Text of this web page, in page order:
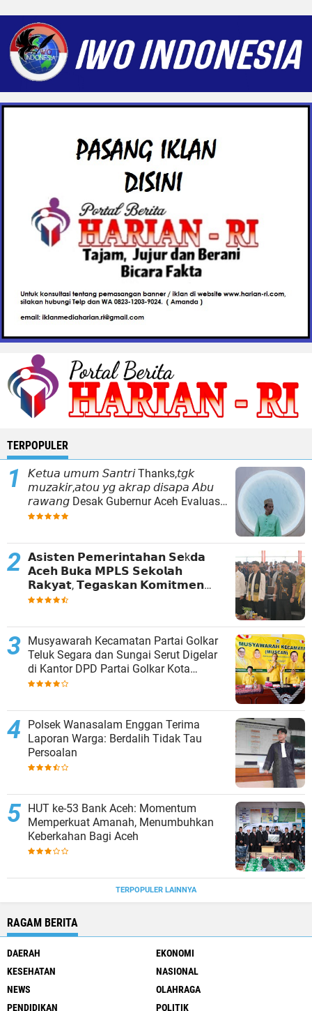
TERPOPULER
𝘒𝘦𝘵𝘶𝘢 𝘶𝘮𝘶𝘮 𝘚𝘢𝘯𝘵𝘳𝘪 Thanks,𝘵𝘨𝘬
𝘮𝘶𝘻𝘢𝘬𝘪𝘳,𝘢𝘵𝘰𝘶 𝘺𝘨 𝘢𝘬𝘳𝘢𝘱 𝘥𝘪𝘴𝘢𝘱𝘢 𝘈𝘣𝘶
𝘳𝘢𝘸𝘢𝘯𝘨 Desak Gubernur Aceh Evaluasi
Total Kepemimpinan Baitul Mal Aceh
𝗔𝘀𝗶𝘀𝘁𝗲𝗻 𝗣𝗲𝗺𝗲𝗿𝗶𝗻𝘁𝗮𝗵𝗮𝗻 𝗦𝗲k𝗱𝗮
𝗔𝗰𝗲𝗵 𝗕𝘂𝗸𝗮 𝗠𝗣𝗟𝗦 𝗦𝗲𝗸𝗼𝗹𝗮𝗵
𝗥𝗮𝗸𝘆𝗮𝘁, 𝗧𝗲𝗴𝗮𝘀𝗸𝗮𝗻 𝗞𝗼𝗺𝗶𝘁𝗺𝗲𝗻
𝗣𝗲𝗺𝗲𝗿𝗶𝗻𝘁𝗮𝗵 𝗧𝗶𝗻𝗴𝗸𝗮𝘁𝗸𝗮𝗻 𝗔𝗸𝘀𝗲𝘀
Musyawarah Kecamatan Partai Golkar
Teluk Segara dan Sungai Serut Digelar
di Kantor DPD Partai Golkar Kota
Bengkulu
Polsek Wanasalam ‎Enggan Terima
Laporan Warga: Berdalih Tidak Tau
Persoalan
HUT ke-53 Bank Aceh: Momentum
Memperkuat Amanah, Menumbuhkan
Keberkahan Bagi Aceh
TERPOPULER LAINNYA
RAGAM BERITA
DAERAH
EKONOMI
KESEHATAN
NASIONAL
NEWS
OLAHRAGA
PENDIDIKAN
POLITIK